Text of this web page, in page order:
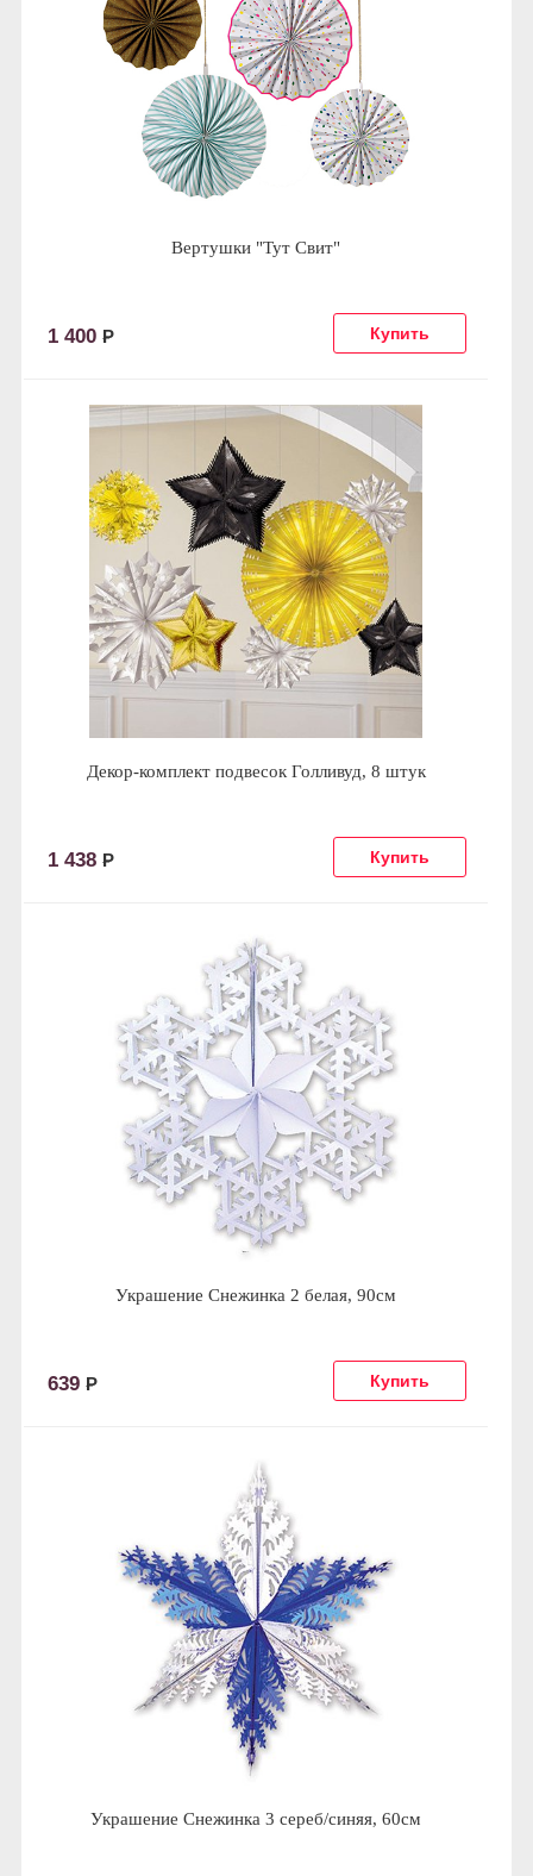
Вертушки "Тут Свит"
1 400 Р
Декор-комплект подвесок Голливуд, 8 штук
1 438 Р
Украшение Снежинка 2 белая, 90см
639 Р
Украшение Снежинка 3 сереб/синяя, 60см